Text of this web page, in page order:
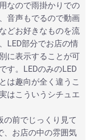
なので雨掛かりでの
音声もでるので動画
どお好きなものを流
LED部分でお店の情
に表示することが可
す。LEDのみのLED
は趣向が全く違うこ
はこういうシチュエ
の前でじっくり見て
、お店の中の雰囲気